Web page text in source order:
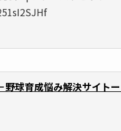
球育成悩み解決サイト